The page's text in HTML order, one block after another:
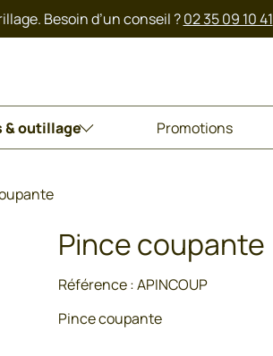
Besoin d’un conseil ?02 35 09 10 41
& outillage Promotions
Pince coupante
Référence :APINCOUP
Pince coupante